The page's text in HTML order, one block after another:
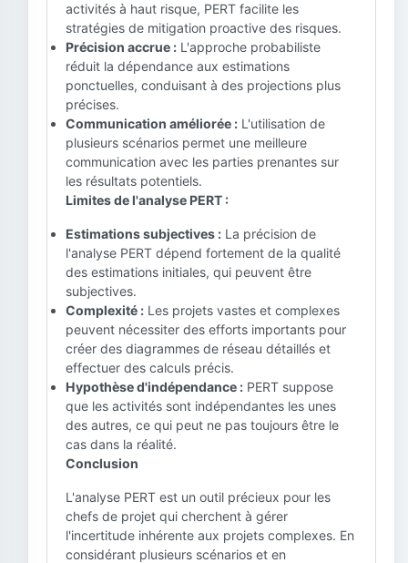
activités à haut risque, PERT facilite les
stratégies de mitigation proactive des risques.
Précision accrue : L'approche probabiliste
réduit la dépendance aux estimations
ponctuelles, conduisant à des projections plus
précises.
Communication améliorée : L'utilisation de
plusieurs scénarios permet une meilleure
communication avec les parties prenantes sur
les résultats potentiels.
Limites de l'analyse PERT :
Estimations subjectives : La précision de
l'analyse PERT dépend fortement de la qualité
des estimations initiales, qui peuvent être
subjectives.
Complexité : Les projets vastes et complexes
peuvent nécessiter des efforts importants pour
créer des diagrammes de réseau détaillés et
effectuer des calculs précis.
Hypothèse d'indépendance : PERT suppose
que les activités sont indépendantes les unes
des autres, ce qui peut ne pas toujours être le
cas dans la réalité.
Conclusion
L'analyse PERT est un outil précieux pour les
chefs de projet qui cherchent à gérer
l'incertitude inhérente aux projets complexes. En
considérant plusieurs scénarios et en